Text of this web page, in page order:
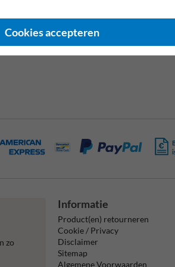
Pictogram:
Pictogram:
zich melden
zo
Informatie
Product(en) retourneren
Cookie / Privacy
Disclaimer
Sitemap
Algemene Voorwaarden
Cookies accepteren